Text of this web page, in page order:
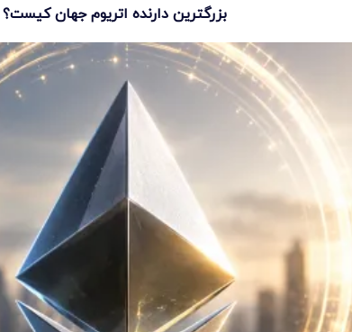
بزرگترین دارنده اتریوم جهان کیست؟